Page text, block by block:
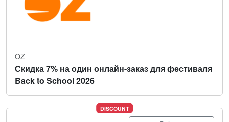
OZ
Скидка 7% на один онлайн-заказ для фестиваля
Back to School 2026
DISCOUNT